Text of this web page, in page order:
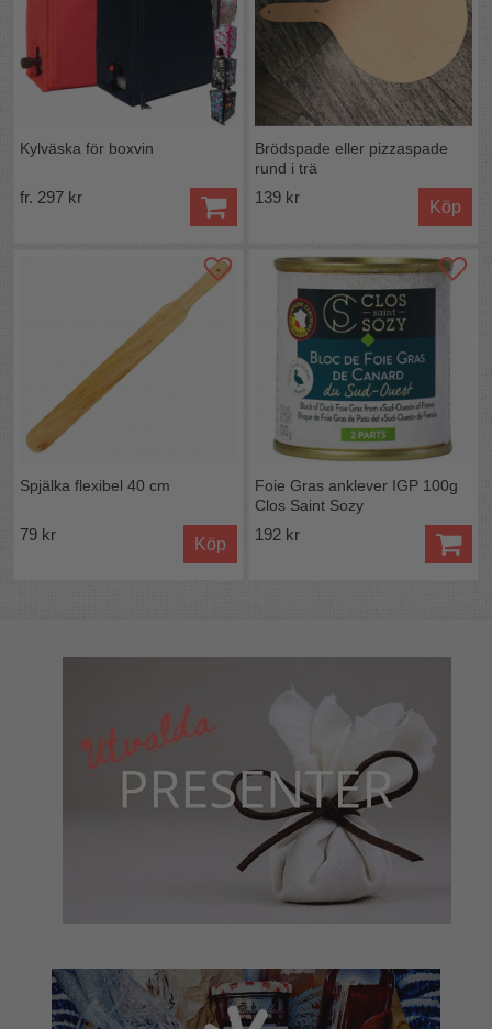
Kylväska för boxvin
fr. 297 kr
Brödspade eller pizzaspade
rund i trä
139 kr
Köp
Spjälka flexibel 40 cm
79 kr
Köp
Foie Gras anklever IGP 100g
Clos Saint Sozy
192 kr